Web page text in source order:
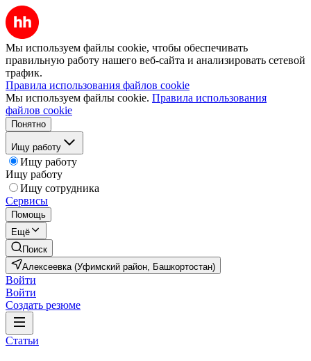
Мы используем файлы cookie, чтобы обеспечивать
правильную работу нашего веб-сайта и анализировать сетевой
трафик.
Правила использования файлов cookie
Мы используем файлы cookie. Правила использования
файлов cookie
Понятно
Ищу работу
Ищу работу
Ищу работу
Ищу сотрудника
Сервисы
Помощь
Ещё
Поиск
Алексеевка (Уфимский район, Башкортостан)
Войти
Войти
Создать резюме
Статьи